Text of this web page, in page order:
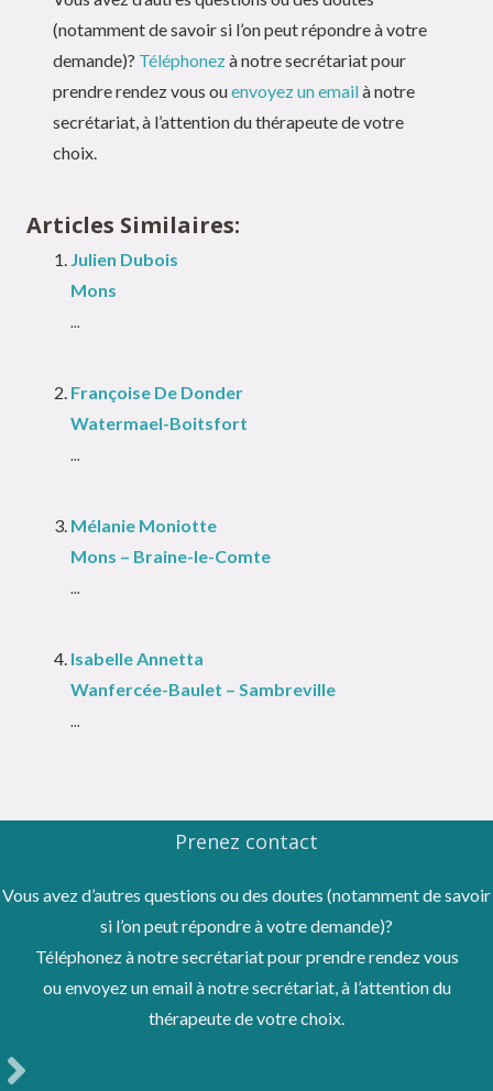
(notamment de savoir si l’on peut répondre à votre
demande)? Téléphonezà notre secrétariat pour
prendre rendez vous ouenvoyez un emailà notre
secrétariat, à l’attention du thérapeute de votre
choix.
Articles Similaires:
Julien Dubois
Mons
...
Françoise De Donder
Watermael-Boitsfort
...
Mélanie Moniotte
Mons – Braine-le-Comte
...
Isabelle Annetta
Wanfercée-Baulet – Sambreville
...
Prenez contact
Vous avez d’autres questions ou des doutes (notamment de savoir
si l’on peut répondre à votre demande)?
Téléphonez à notre secrétariat pour prendre rendez vous
ou envoyez un email à notre secrétariat, à l’attention du
thérapeute de votre choix.